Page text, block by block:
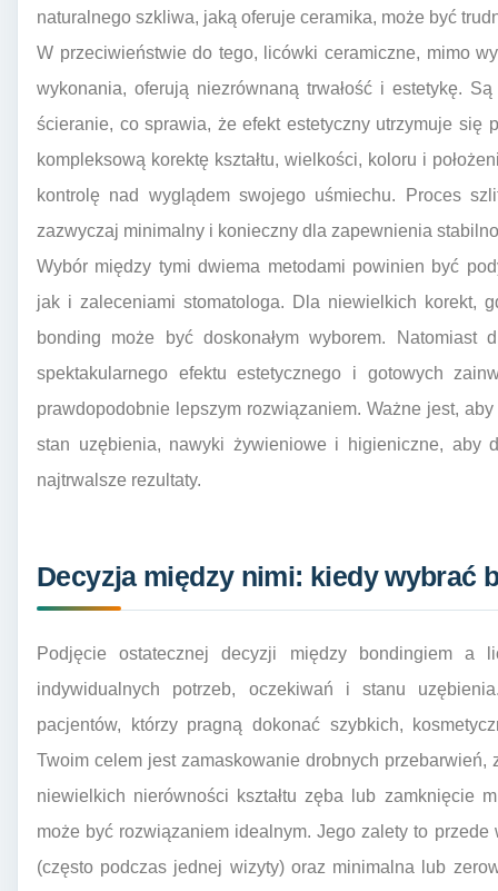
naturalnego szkliwa, jaką oferuje ceramika, może być
W przeciwieństwie do tego, licówki ceramiczne, mimo
wykonania, oferują niezrównaną trwałość i estetykę.
ścieranie, co sprawia, że efekt estetyczny utrzymuje się
kompleksową korektę kształtu, wielkości, koloru i
kontrolę nad wyglądem swojego uśmiechu. Proces
zazwyczaj minimalny i konieczny dla zapewnienia
Wybór między tymi dwiema metodami powinien być
jak i zaleceniami stomatologa. Dla niewielkich korekt,
bonding może być doskonałym wyborem. Natomiast
spektakularnego efektu estetycznego i gotowych
prawdopodobnie lepszym rozwiązaniem. Ważne jest,
stan uzębienia, nawyki żywieniowe i higieniczne, aby
najtrwalsze rezultaty.
Decyzja między nimi: kiedy wybrać
Podjęcie ostatecznej decyzji między bondingiem a
indywidualnych potrzeb, oczekiwań i stanu
pacjentów, którzy pragną dokonać szybkich,
Twoim celem jest zamaskowanie drobnych przebarwień,
niewielkich nierówności kształtu zęba lub zamknięcie
może być rozwiązaniem idealnym. Jego zalety to
(często podczas jednej wizyty) oraz minimalna lub